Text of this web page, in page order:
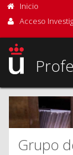
Inicio
Acceso
Grupo